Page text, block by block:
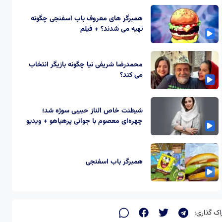
همبرگر های معروف باب اسفنجی چگونه
تهیه می شدند؟ + فیلم
محمدرضا شریفی نیا چگونه بازیگر انتخاب
می کند؟
شیطنت خاص الناز حبیبی سوژه شد؛
چهره‌ای معصوم با جوانی پرهیاهو + ویدیو
همبرگر باب اسفنجی
گذاری: